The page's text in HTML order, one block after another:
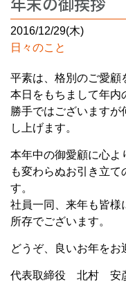
2016/12/29(木)
日々のこと
平素は、格別のご愛顧
本日をもちまして年内
勝手ではございますが
し上げます。
本年中の御愛顧に心よ
も変わらぬお引き立て
す。
社員一同、来年も皆様
所存でございます。
どうぞ、良いお年をお
代表取締役 北村 安